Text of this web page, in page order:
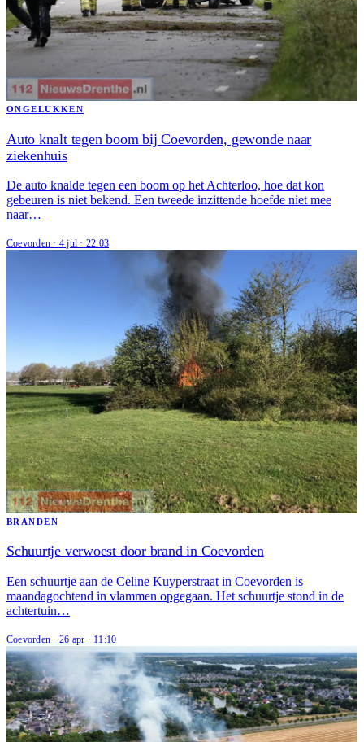
ONGELUKKEN
Auto knalt tegen boom bij Coevorden, gewonde naar
ziekenhuis
De auto knalde tegen een boom op het Achterloo, hoe dat kon
gebeuren is niet bekend. Een tweede inzittende hoefde niet mee
naar…
Coevorden · 4 jul · 22:03
BRANDEN
Schuurtje verwoest door brand in Coevorden
Een schuurtje aan de Celine Kuyperstraat in Coevorden is
maandagochtend in vlammen opgegaan. Het schuurtje stond in de
achtertuin…
Coevorden · 26 apr · 11:10